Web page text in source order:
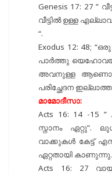
Genesis 17: 27 ”
വീട്ടിൽ ഉള്ള
“.
Exodus 12: 48;
പാർത്തു
അവനുള്ള
പരിച്ഛേദന
മാമോദീസാ:
Acts 16: 14 -
സ്നാനം ഏറ്റു”.
വാക്കുകൾ കേട്ട്
ഏറ്റതായി കാണുന്നു.
Acts 16: 27